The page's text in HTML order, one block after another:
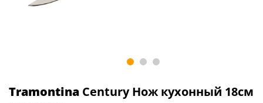
Tramontina Century Нож кухонный 18см